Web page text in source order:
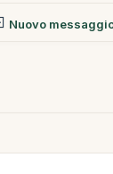
Nuovo